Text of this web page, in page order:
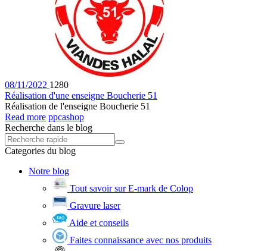
08/11/2022 1280
Réalisation d'une enseigne Boucherie 51
Réalisation de l'enseigne Boucherie 51
Read more ppcashop
Recherche dans le blog
Categories du blog
Notre blog
Tout savoir sur E-mark de Colop
Gravure laser
Aide et conseils
Faites connaissance avec nos produits